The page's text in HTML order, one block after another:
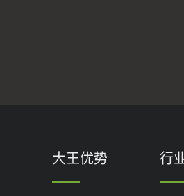
大王优势 行